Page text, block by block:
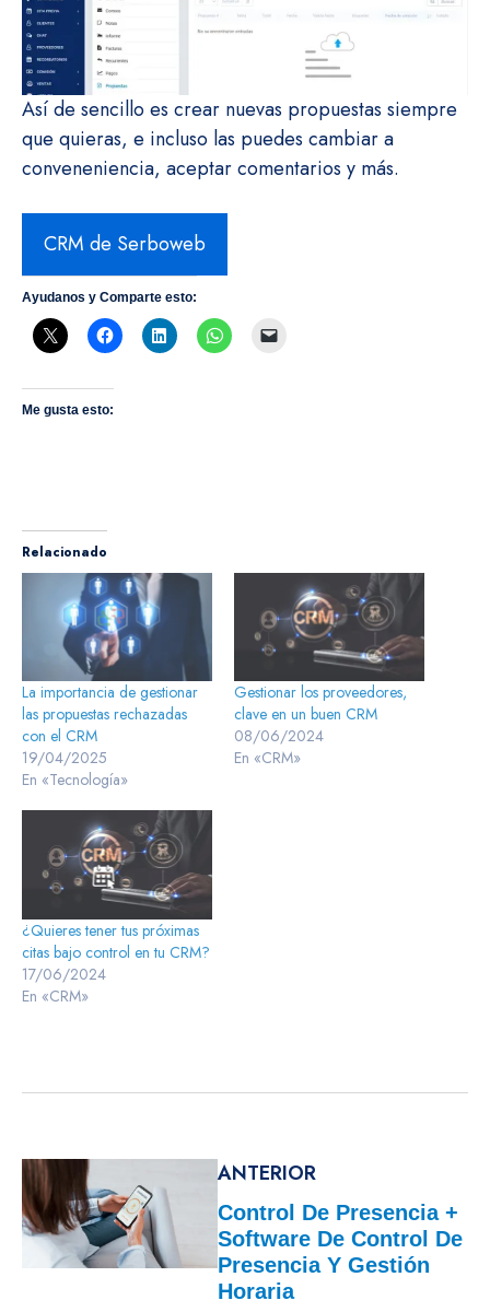
Así de sencillo es crear nuevas propuestas siempre
que quieras, e incluso las puedes cambiar a
conveneniencia, aceptar comentarios y más.
CRM de Serboweb
Ayudanos y Comparte esto:
Me gusta esto:
Relacionado
La importancia de gestionar
las propuestas rechazadas
con el CRM
19/04/2025
En «Tecnología»
Gestionar los proveedores,
clave en un buen CRM
08/06/2024
En «CRM»
¿Quieres tener tus próximas
citas bajo control en tu CRM?
17/06/2024
En «CRM»
ANTERIOR
Control De Presencia +
Software De Control De
Presencia Y Gestión
Horaria